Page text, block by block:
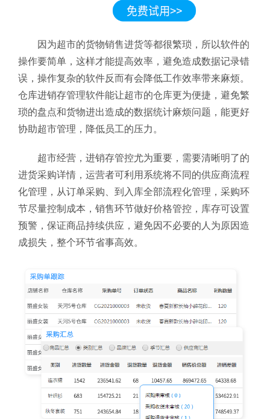
因为超市的货物销售进货等都很繁琐，所以软件的
操作要简单，这样才能提高效率，避免造成数据记录错
误，操作复杂的软件反而有会降低工作效率带来麻烦。
仓库进销存管理软件能让超市的仓库更为便捷，避免繁
琐的盘点和货物进出造成的数据统计麻烦问题，能更好
协助超市管理，降低员工的压力。
超市经营，进销存管控尤为重要，需要清晰明了的
进货采购详情，运营者可利用系统将不同的供应商流程
化管理，从订单采购、到入库全部流程化管理，采购环
节尽量控制成本，销售环节做好价格管控，库存可设置
预警，保证商品持续供应，避免因不必要的人为原因造
成损失，整个环节省事高效。